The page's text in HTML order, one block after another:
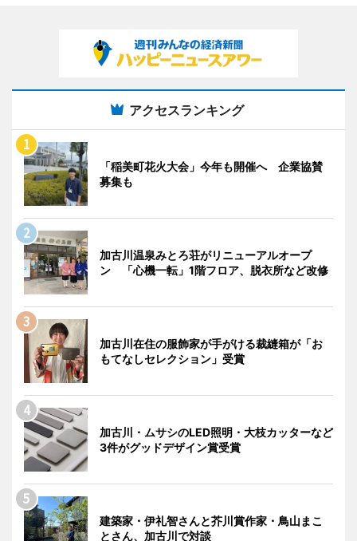
アクセスランキング
「稲美町花火大会」今年も開催へ 企業協賛
募集も
加古川温泉みとろ荘がリニューアルオープ
ン 「心機一転」1階フロア、脱衣所など改修
加古川在住の服飾家が手がける裁縫箱が「お
もてなしセレクション」受賞
加古川・ムサシのLED照明・大枝カッターなど
3件がグッドデザイン賞受賞
建築家・伊礼智さんと芥川賞作家・鳥山まこ
とさん、加古川で対談